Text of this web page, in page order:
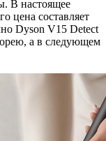
В настоящее
цена составляет
Dyson V15 Detect
а в следующем